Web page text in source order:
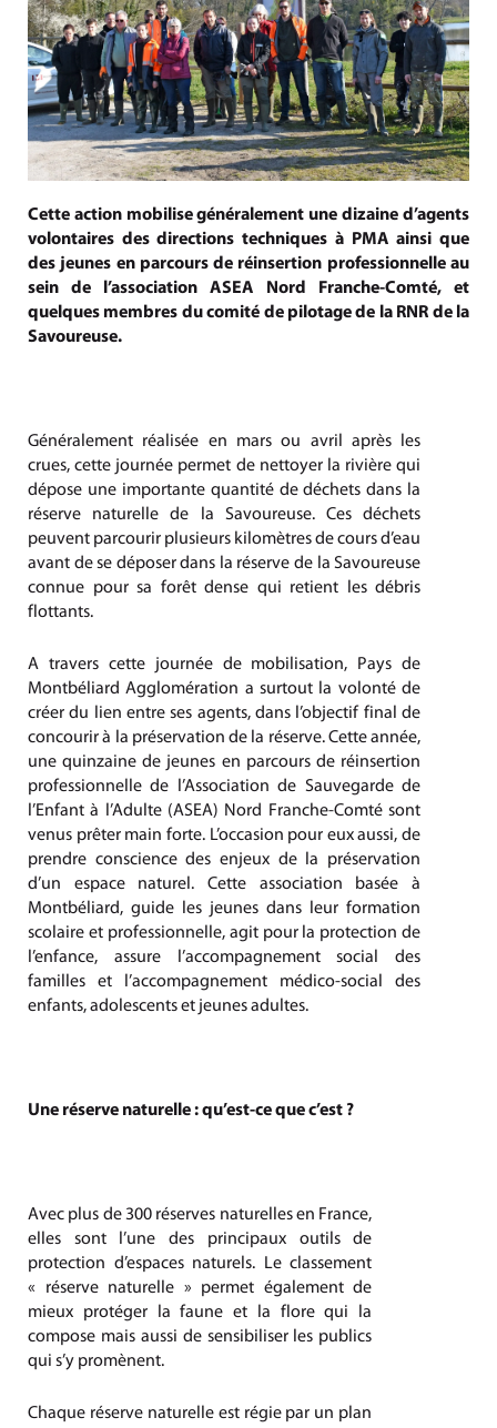
Cette action mobilise généralement une dizaine d’agents
volontaires des directions techniques à PMA ainsi que
des jeunes en parcours de réinsertion professionnelle au
sein de l’association ASEA Nord Franche-Comté, et
quelques membres du comité de pilotage de la RNR de la
Savoureuse.
Généralement réalisée en mars ou avril après les
crues, cette journée permet de nettoyer la rivière qui
dépose une importante quantité de déchets dans la
réserve naturelle de la Savoureuse. Ces déchets
peuvent parcourir plusieurs kilomètres de cours d’eau
avant de se déposer dans la réserve de la Savoureuse
connue pour sa forêt dense qui retient les débris
flottants.
A travers cette journée de mobilisation, Pays de
Montbéliard Agglomération a surtout la volonté de
créer du lien entre ses agents, dans l’objectif final de
concourir à la préservation de la réserve. Cette année,
une quinzaine de jeunes en parcours de réinsertion
professionnelle de l’Association de Sauvegarde de
l’Enfant à l’Adulte (ASEA) Nord Franche-Comté sont
venus prêter main forte. L’occasion pour eux aussi, de
prendre conscience des enjeux de la préservation
d’un espace naturel. Cette association basée à
Montbéliard, guide les jeunes dans leur formation
scolaire et professionnelle, agit pour la protection de
l’enfance, assure l’accompagnement social des
familles et l’accompagnement médico-social des
enfants, adolescents et jeunes adultes.
Une réserve naturelle : qu’est-ce que c’est ?
Avec plus de 300 réserves naturelles en France,
elles sont l’une des principaux outils de
protection d’espaces naturels. Le classement
« réserve naturelle » permet également de
mieux protéger la faune et la flore qui la
compose mais aussi de sensibiliser les publics
qui s’y promènent.
Chaque réserve naturelle est régie par un plan